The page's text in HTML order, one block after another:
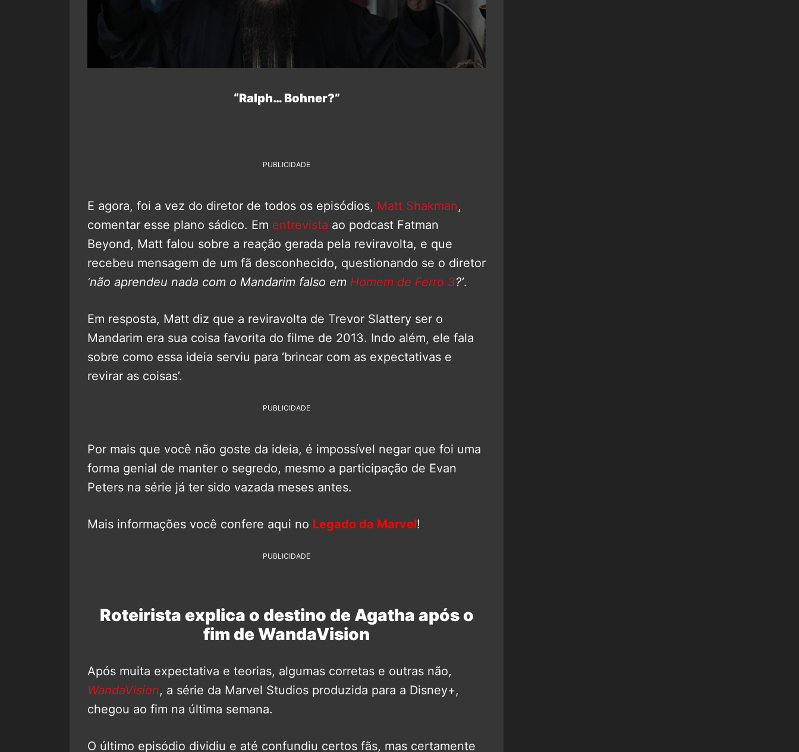
“Ralph… Bohner?”
PUBLICIDADE
E agora, foi a vez do diretor de todos os episódios, Matt Shakman,
comentar esse plano sádico. Em entrevista ao podcast Fatman
Beyond, Matt falou sobre a reação gerada pela reviravolta, e que
recebeu mensagem de um fã desconhecido, questionando se o diretor
‘não aprendeu nada com o Mandarim falso em Homem de Ferro 3?’.
Em resposta, Matt diz que a reviravolta de Trevor Slattery ser o
Mandarim era sua coisa favorita do filme de 2013. Indo além, ele fala
sobre como essa ideia serviu para ‘brincar com as expectativas e
revirar as coisas’.
PUBLICIDADE
Por mais que você não goste da ideia, é impossível negar que foi uma
forma genial de manter o segredo, mesmo a participação de Evan
Peters na série já ter sido vazada meses antes.
Mais informações você confere aqui no Legado da Marvel!
PUBLICIDADE
Roteirista explica o destino de Agatha após o
fim de WandaVision
Após muita expectativa e teorias, algumas corretas e outras não,
WandaVision, a série da Marvel Studios produzida para a Disney+,
chegou ao fim na última semana.
O último episódio dividiu e até confundiu certos fãs, mas certamente